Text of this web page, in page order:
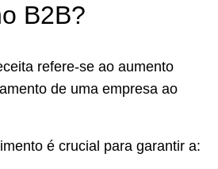
B2B?
refere-se ao aumento
de uma empresa ao
é crucial para garantir a: